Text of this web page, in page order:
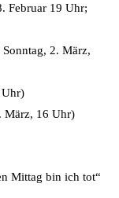
Februar 19 Uhr;
2. März,
Uhr)
März, 16 Uhr)
Mittag bin ich tot“